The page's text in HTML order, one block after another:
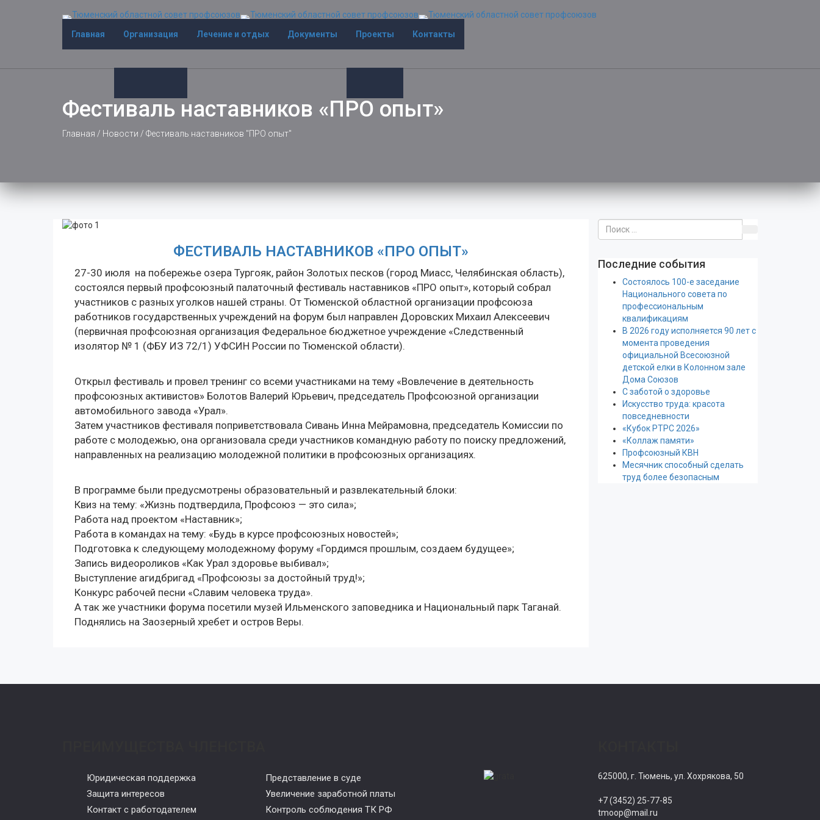
Главная Организация Лечение и отдых Документы Проекты Контакты
Фестиваль наставников «ПРО опыт»
Главная / Новости / Фестиваль наставников "ПРО опыт"
ФЕСТИВАЛЬ НАСТАВНИКОВ «ПРО ОПЫТ»
27-30 июля на побережье озера Тургояк, район Золотых песков (город Миасс, Челябинская область),
состоялся первый профсоюзный палаточный фестиваль наставников «ПРО опыт», который собрал
участников с разных уголков нашей страны. От Тюменской областной организации профсоюза
работников государственных учреждений на форум был направлен Доровских Михаил Алексеевич
(первичная профсоюзная организация Федеральное бюджетное учреждение «Следственный
изолятор № 1 (ФБУ ИЗ 72/1) УФСИН России по Тюменской области).
Открыл фестиваль и провел тренинг со всеми участниками на тему «Вовлечение в деятельность
профсоюзных активистов» Болотов Валерий Юрьевич, председатель Профсоюзной организации
автомобильного завода «Урал».
Затем участников фестиваля поприветствовала Сивань Инна Мейрамовна, председатель Комиссии по
работе с молодежью, она организовала среди участников командную работу по поиску предложений,
направленных на реализацию молодежной политики в профсоюзных организациях.
В программе были предусмотрены образовательный и развлекательный блоки:
Квиз на тему: «Жизнь подтвердила, Профсоюз — это сила»;
Работа над проектом «Наставник»;
Работа в командах на тему: «Будь в курсе профсоюзных новостей»;
Подготовка к следующему молодежному форуму «Гордимся прошлым, создаем будущее»;
Запись видеороликов «Как Урал здоровье выбивал»;
Выступление агидбригад «Профсоюзы за достойный труд!»;
Конкурс рабочей песни «Славим человека труда».
А так же участники форума посетили музей Ильменского заповедника и Национальный парк Таганай.
Поднялись на Заозерный хребет и остров Веры.
Последние события
Состоялось 100-е заседание
Национального совета по
профессиональным
квалификациям
В 2026 году исполняется 90 лет с
момента проведения
официальной Всесоюзной
детской елки в Колонном зале
Дома Союзов
С заботой о здоровье
Искусство труда: красота
повседневности
«Кубок РТРС 2026»
«Коллаж памяти»
Профсоюзный КВН
Месячник способный сделать
труд более безопасным
Юридическая поддержка
Защита интересов
Контакт с работодателем
Представление в суде
Увеличение заработной платы
Контроль соблюдения ТК РФ
625000, г. Тюмень, ул. Хохрякова, 50
+7 (3452) 25-77-85
tmoop@mail.ru